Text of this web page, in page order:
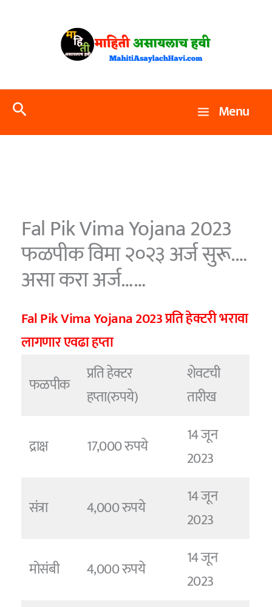
Search Menu
Fal Pik Vima Yojana 2023
फळपीक विमा २०२३ अर्ज सुरू.…
असा करा अर्ज……
Fal Pik Vima Yojana 2023 प्रति हेक्टरी भरावा
लागणार एवढा हप्ता
फळपीक
प्रति हेक्टर
हप्ता(रुपये)
शेवटची
तारीख
द्राक्ष 17,000 रुपये
14 जून
2023
संत्रा 4,000 रुपये
14 जून
2023
मोसंबी 4,000 रुपये
14 जून
2023